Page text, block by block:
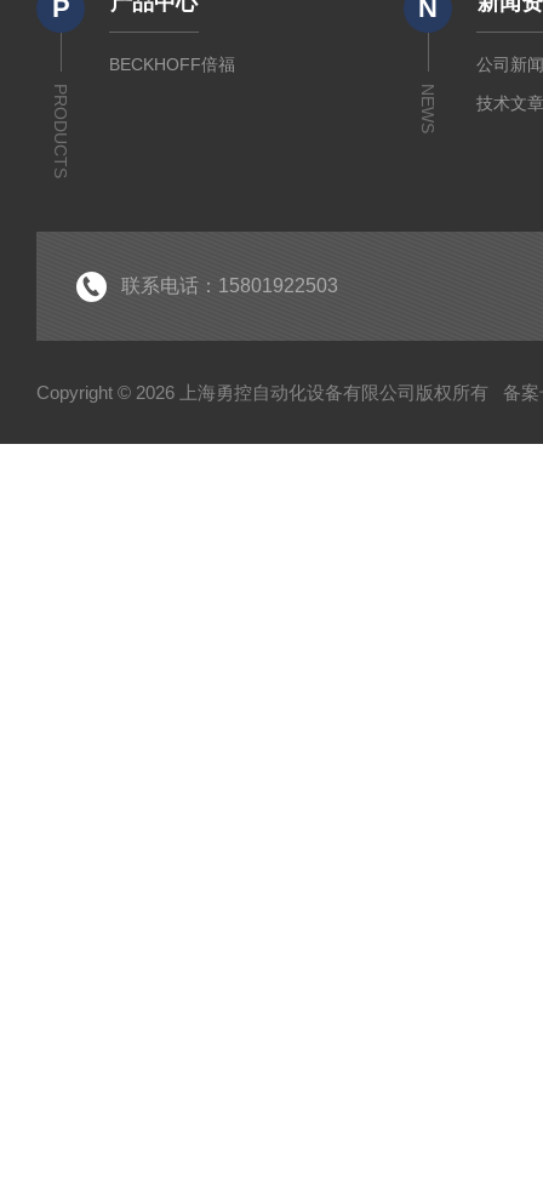
P
PRODUCTS
BECKHOFF倍福
N
NEWS
公司新
技术文
联系电话：15801922503
Copyright © 2026 上海勇控自动化设备有限公司版权所有 备案